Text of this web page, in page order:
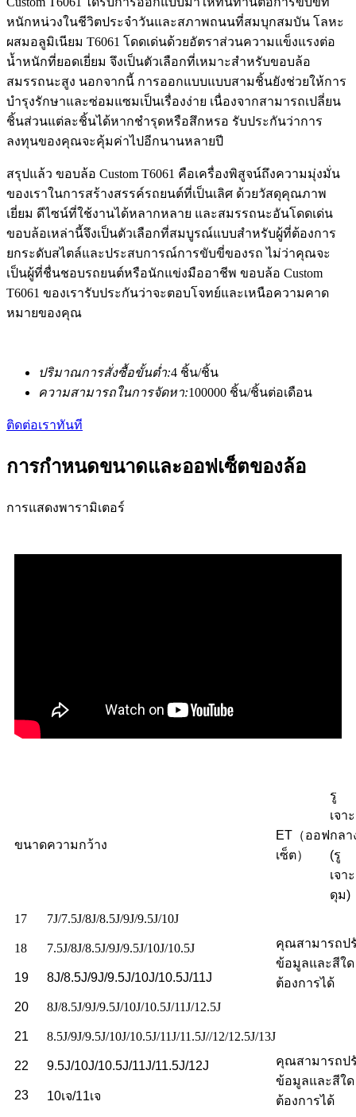
หนักหน่วงในชีวิตประจำวันและสภาพถนนที่สมบุกสมบัน โลหะ
ผสมอลูมิเนียม T6061 โดดเด่นด้วยอัตราส่วนความแข็งแรงต่อ
น้ำหนักที่ยอดเยี่ยม จึงเป็นตัวเลือกที่เหมาะสำหรับขอบล้อ
สมรรถนะสูง นอกจากนี้ การออกแบบแบบสามชิ้นยังช่วยให้การ
บำรุงรักษาและซ่อมแซมเป็นเรื่องง่าย เนื่องจากสามารถเปลี่ยน
ชิ้นส่วนแต่ละชิ้นได้หากชำรุดหรือสึกหรอ รับประกันว่าการ
ลงทุนของคุณจะคุ้มค่าไปอีกนานหลายปี
สรุปแล้ว ขอบล้อ Custom T6061 คือเครื่องพิสูจน์ถึงความมุ่งมั่น
ของเราในการสร้างสรรค์รถยนต์ที่เป็นเลิศ ด้วยวัสดุคุณภาพ
เยี่ยม ดีไซน์ที่ใช้งานได้หลากหลาย และสมรรถนะอันโดดเด่น
ขอบล้อเหล่านี้จึงเป็นตัวเลือกที่สมบูรณ์แบบสำหรับผู้ที่ต้องการ
ยกระดับสไตล์และประสบการณ์การขับขี่ของรถ ไม่ว่าคุณจะ
เป็นผู้ที่ชื่นชอบรถยนต์หรือนักแข่งมืออาชีพ ขอบล้อ Custom
T6061 ของเรารับประกันว่าจะตอบโจทย์และเหนือความคาด
หมายของคุณ
ปริมาณการสั่งซื้อขั้นต่ำ:4 ชิ้น/ชิ้น
ความสามารถในการจัดหา:100000 ชิ้น/ชิ้นต่อเดือน
ติดต่อเราทันที
การกำหนดขนาดและออฟเซ็ตของล้อ
การแสดงพารามิเตอร์
ขนาดความกว้าง
ET（ออฟ
เซ็ต）
รู
เจาะ
กลา
(รู
เจาะ
ดุม)
17
7J/7.5J/8J/8.5J/9J/9.5J/10J
คุณสามารถป
ข้อมูลและสีใ
ต้องการได้
18 7.5J/8J/8.5J/9J/9.5J/10J/10.5J
19 8J/8.5J/9J/9.5J/10J/10.5J/11J
20 8J/8.5J/9J/9.5J/10J/10.5J/11J/12.5J
21
8.5J/9J/9.5J/10J/10.5J/11J/11.5J//12/12.5J/13J
คุณสามารถป
ข้อมูลและสีใ
ต้องการได้
22 9.5J/10J/10.5J/11J/11.5J/12J
23 10เจ/11เจ